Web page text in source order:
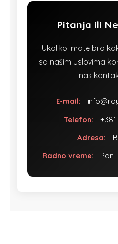
Pitanja ili
Ukoliko imate bilo
sa našim uslovima
nas
E-mail:
Telefon:
Adresa:
Radno vreme:
Pon